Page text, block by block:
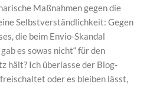
Maßnahmen gegen die
Selbstverständlichkeit: Gegen
die beim Envio-Skandal
es sowas nicht“ für den
hält? Ich überlasse der Blog-
oder es bleiben lässt,